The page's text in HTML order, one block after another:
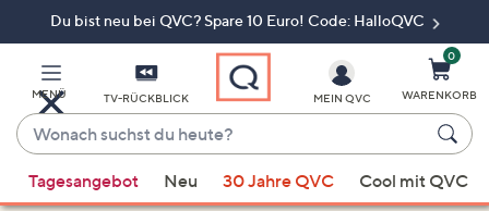
Du bist neu bei QVC? Spare 10 Euro! Code: HalloQVC
MENÜ TV-RÜCKBLICK
Wonach
suchst
du
heute?
Vorschläge
MEIN QVC
0
WARENKORB
Tagesangebot Neu 30 Jahre QVC Cool mit QVC